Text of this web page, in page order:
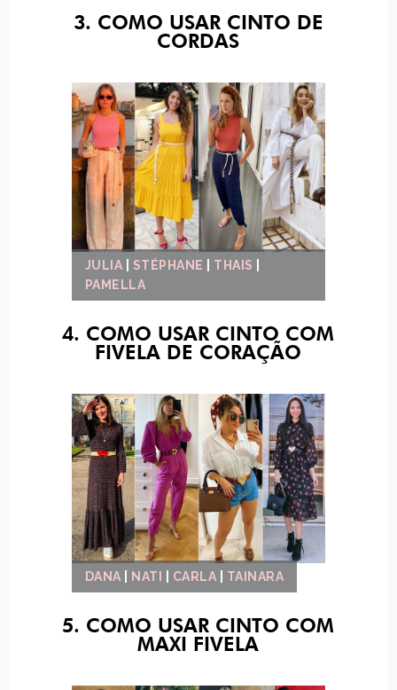
3. COMO USAR CINTO DE
CORDAS
JULIA STÉPHANE THAIS
PAMELLA
4. COMO USAR CINTO COM
FIVELA DE CORAÇÃO
DANA NATI CARLA TAINARA
5. COMO USAR CINTO COM
MAXI FIVELA